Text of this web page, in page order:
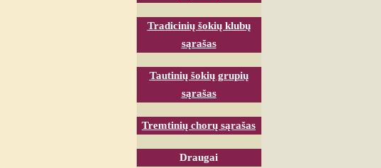
Tradicinių šokių klubų
sąrašas
Tautinių šokių grupių
sąrašas
Tremtinių chorų sąrašas
Draugai